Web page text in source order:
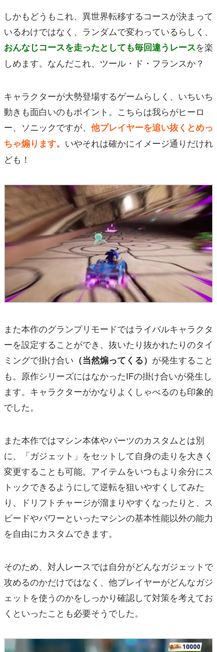
しかもどうもこれ、異世界転移するコースが決まって
いるわけではなく、ランダムで変わっているらしく、
おんなじコースを走ったとしても毎回違うレースを楽
しめます。なんだこれ、ツール・ド・フランスか？
キャラクターが大勢登場するゲームらしく、いちいち
動きも面白いのもポイント。こちらは我らがヒーロ
ー、ソニックですが、 他プレイヤーを追い抜くとめっ
ちゃ煽ります。 いやそれは確かにイメージ通りだけれ
ども！
また本作のグランプリモードではライバルキャラクタ
ーを設定することができ、抜いたり抜かれたりのタイ
ミングで掛け合い （当然煽ってくる） が発生すること
も。原作シリーズにはなかったIFの掛け合いが発生し
ます。キャラクターがかなりよくしゃべるのも印象的
でした。
また本作ではマシン本体やパーツのカスタムとは別
に、「ガジェット」をセットして自身の走りを大きく
変更することも可能。アイテムをいつもより余分にス
トックできるようにして逆転を狙いやすくしてみた
り、ドリフトチャージが溜まりやすくなったりと、ス
ピードやパワーといったマシンの基本性能以外の能力
を自由にカスタムできます。
そのため、対人レースでは自分がどんなガジェットで
攻めるのかだけではなく、他プレイヤーがどんなガジ
ェットを使うのかをしっかり確認して対策を考えてお
くといったことも必要そうでした。